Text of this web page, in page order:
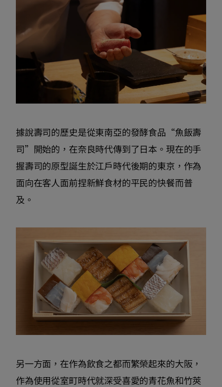
據說壽司的歷史是從東南亞的發酵食品“魚飯壽
司”開始的，在奈良時代傳到了日本。現在的手
握壽司的原型誕生於江戶時代後期的東京，作為
面向在客人面前捏新鮮食材的平民的快餐而普
及。
另一方面，在作為飲食之都而繁榮起來的大阪，
作為使用從室町時代就深受喜愛的青花魚和竹莢